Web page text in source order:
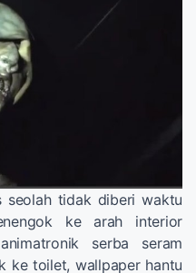
seolah tidak diberi waktu
ke arah interior
serba seram
ke toilet, wallpaper hantu